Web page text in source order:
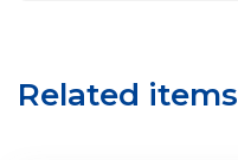
Related items